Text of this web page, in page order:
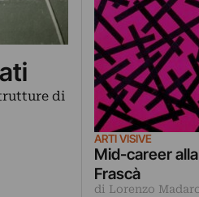
di
ARTI VISIVE
Mid-career
Frascà
di Lorenzo